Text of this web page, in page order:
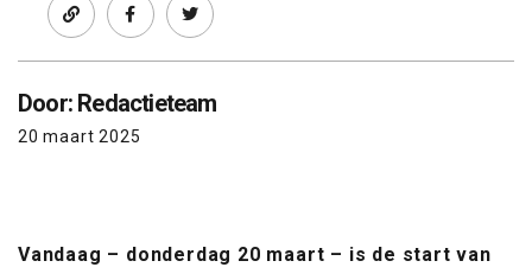
Facebooktwitter
Door: Redactieteam
20 maart 2025
Vandaag – donderdag 20 maart – is de start van